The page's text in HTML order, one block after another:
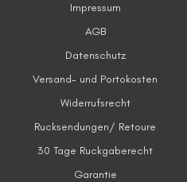
Impressum
AGB
Datenschutz
Versand- und Portokosten
Widerrufsrecht
Rucksendungen/ Retoure
30 Tage Ruckgaberecht
Garantie